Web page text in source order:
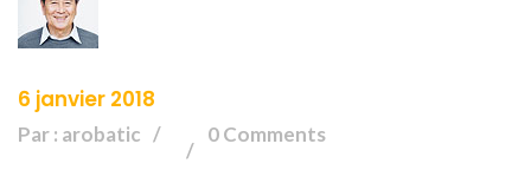
6 janvier 2018
Par : arobatic 0 Comments